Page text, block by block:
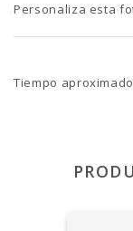
Personaliza esta
Tiempo